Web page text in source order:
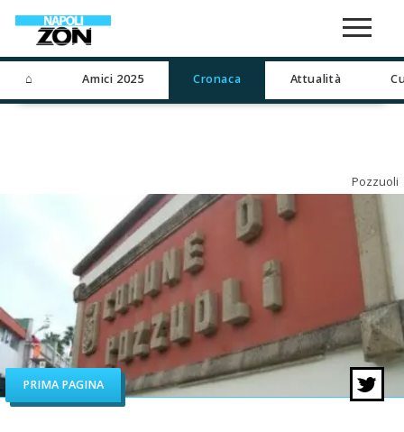
⌂ Amici 2025 Cronaca Attualità
Pozzuoli
PRIMA PAGINA